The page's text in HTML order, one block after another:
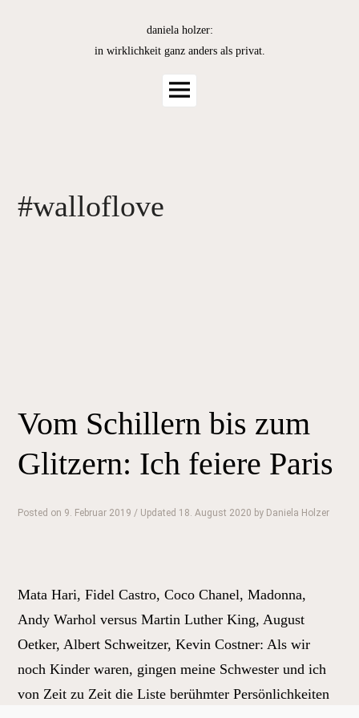
daniela holzer:
in wirklichkeit ganz anders als privat.
Main
#walloflove
Vom Schillern bis zum
Glitzern: Ich feiere Paris
Posted on 9. Februar 2019 / Updated 18. August 2020 by Daniela Holzer
Mata Hari, Fidel Castro, Coco Chanel, Madonna,
Andy Warhol versus Martin Luther King, August
Oetker, Albert Schweitzer, Kevin Costner: Als wir
noch Kinder waren, gingen meine Schwester und ich
von Zeit zu Zeit die Liste berühmter Persönlichkeiten